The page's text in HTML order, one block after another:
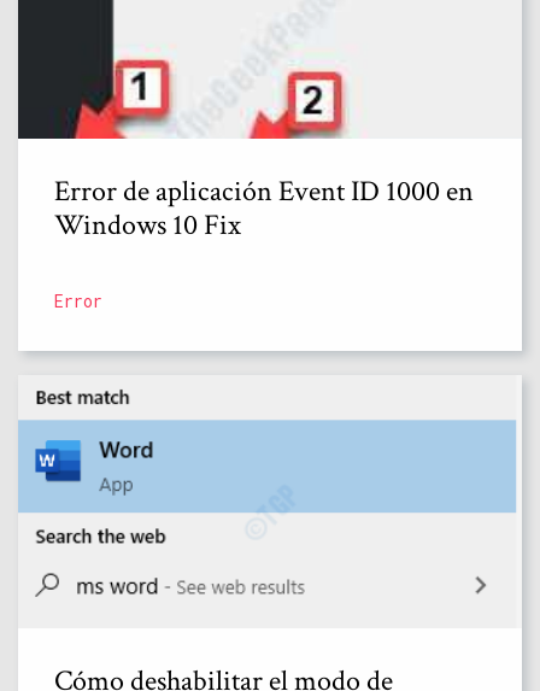
Error de aplicación Event ID 1000 en
Windows 10 Fix
Error
Cómo deshabilitar el modo de